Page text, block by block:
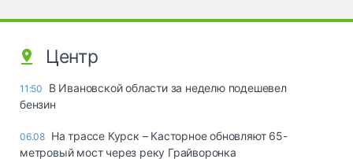
Центр
11:50
В Ивановской области за неделю подешевел
бензин
06.08 На трассе Курск – Касторное обновляют 65-
метровый мост через реку Грайворонка